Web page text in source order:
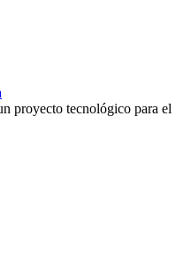
proyecto tecnológico para el